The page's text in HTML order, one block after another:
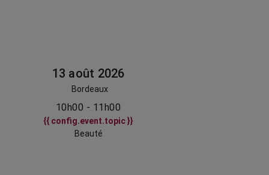
13 août 2026
Bordeaux
10h00 - 11h00
{{ config.event.topic }}
Beauté